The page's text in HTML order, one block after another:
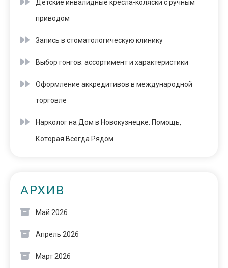
Детские инвалидные кресла-коляски с ручным
приводом
Запись в стоматологическую клинику
Выбор гонгов: ассортимент и характеристики
Оформление аккредитивов в международной
торговле
Нарколог на Дом в Новокузнецке: Помощь,
Которая Всегда Рядом
АРХИВ
Май 2026
Апрель 2026
Март 2026